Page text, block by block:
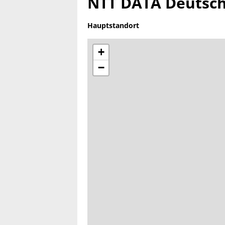
Hauptstandort
+
−